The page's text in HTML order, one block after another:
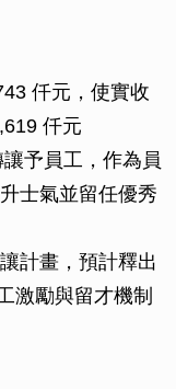
仟元，使實收
仟元
予員工，作為員
士氣並留任優秀
計畫，預計釋出
激勵與留才機制